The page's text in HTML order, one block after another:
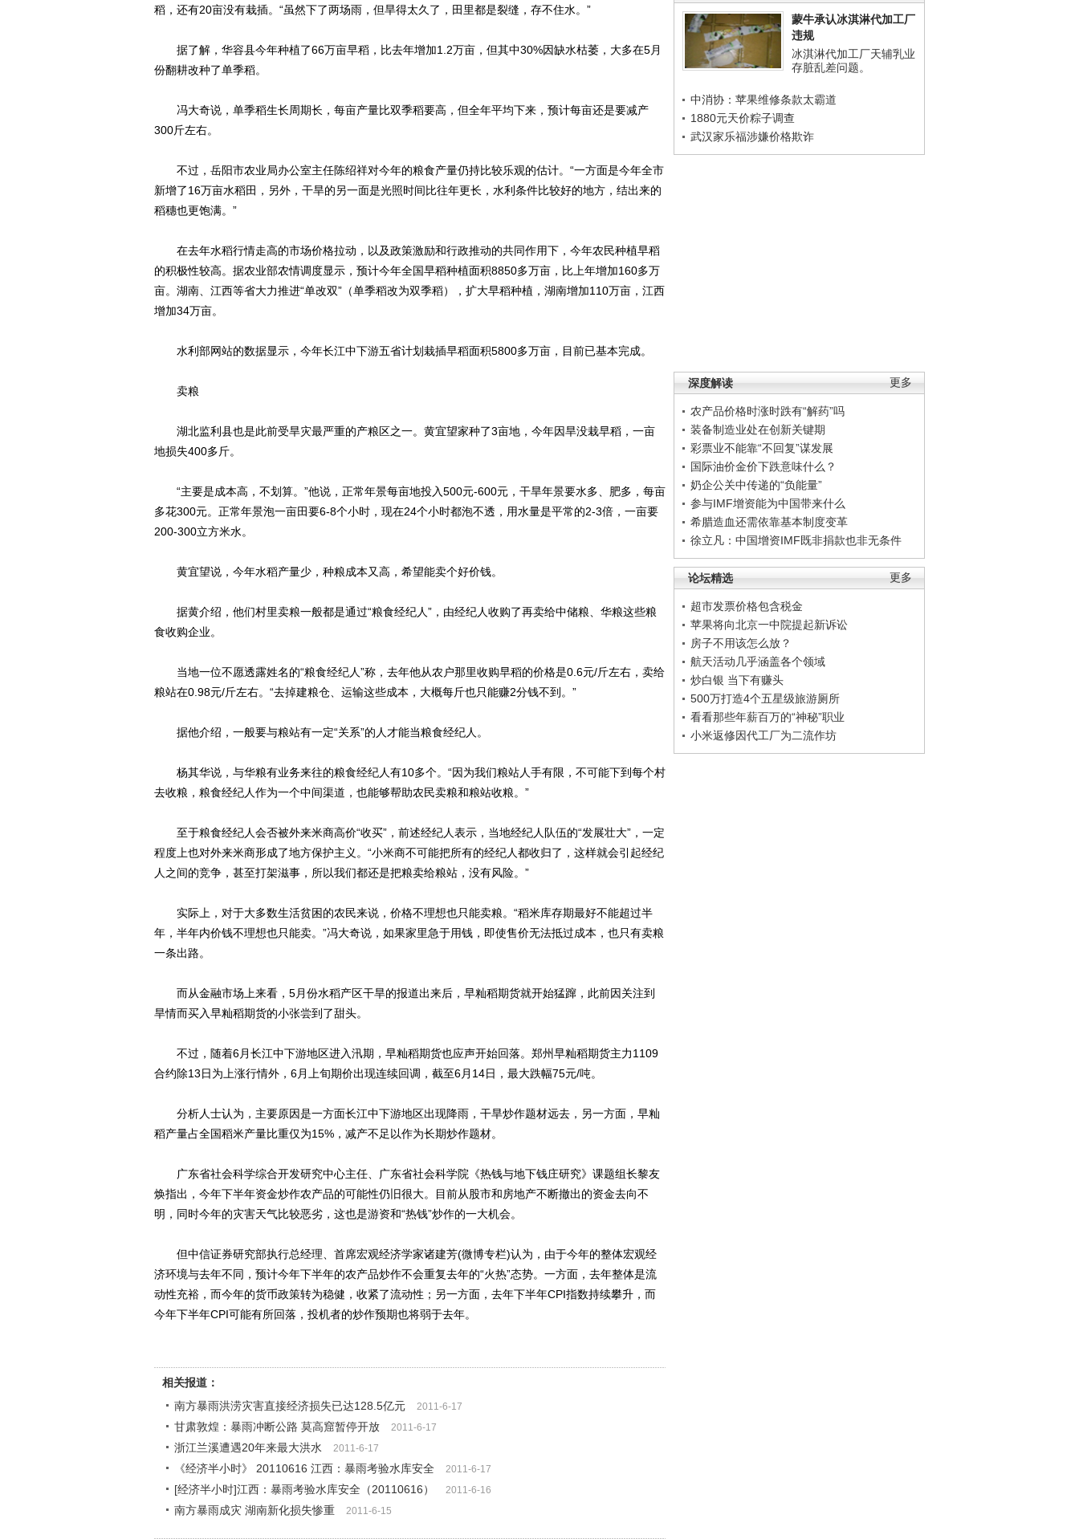
蒙牛承认冰淇淋代加工厂
违规
冰淇淋代加工厂天辅乳业
存脏乱差问题。
中消协：苹果维修条款太霸道
1880元天价粽子调查
武汉家乐福涉嫌价格欺诈
更多
深度解读
农产品价格时涨时跌有“解药”吗
装备制造业处在创新关键期
彩票业不能靠“不回复”谋发展
国际油价金价下跌意味什么？
奶企公关中传递的“负能量”
参与IMF增资能为中国带来什么
希腊造血还需依靠基本制度变革
徐立凡：中国增资IMF既非捐款也非无条件
更多
论坛精选
超市发票价格包含税金
苹果将向北京一中院提起新诉讼
房子不用该怎么放？
航天活动几乎涵盖各个领域
炒白银 当下有赚头
500万打造4个五星级旅游厕所
看看那些年薪百万的“神秘”职业
小米返修因代工厂为二流作坊
稻，还有20亩没有栽插。“虽然下了两场雨，但旱得太久了，田里都是裂缝，存不住水。”
据了解，华容县今年种植了66万亩早稻，比去年增加1.2万亩，但其中30%因缺水枯萎，大多在5月
份翻耕改种了单季稻。
冯大奇说，单季稻生长周期长，每亩产量比双季稻要高，但全年平均下来，预计每亩还是要减产
300斤左右。
不过，岳阳市农业局办公室主任陈绍祥对今年的粮食产量仍持比较乐观的估计。“一方面是今年全市
新增了16万亩水稻田，另外，干旱的另一面是光照时间比往年更长，水利条件比较好的地方，结出来的
稻穗也更饱满。”
在去年水稻行情走高的市场价格拉动，以及政策激励和行政推动的共同作用下，今年农民种植早稻
的积极性较高。据农业部农情调度显示，预计今年全国早稻种植面积8850多万亩，比上年增加160多万
亩。湖南、江西等省大力推进“单改双”（单季稻改为双季稻），扩大早稻种植，湖南增加110万亩，江西
增加34万亩。
水利部网站的数据显示，今年长江中下游五省计划栽插早稻面积5800多万亩，目前已基本完成。
卖粮
湖北监利县也是此前受旱灾最严重的产粮区之一。黄宜望家种了3亩地，今年因旱没栽早稻，一亩
地损失400多斤。
“主要是成本高，不划算。”他说，正常年景每亩地投入500元-600元，干旱年景要水多、肥多，每亩
多花300元。正常年景泡一亩田要6-8个小时，现在24个小时都泡不透，用水量是平常的2-3倍，一亩要
200-300立方米水。
黄宜望说，今年水稻产量少，种粮成本又高，希望能卖个好价钱。
据黄介绍，他们村里卖粮一般都是通过“粮食经纪人”，由经纪人收购了再卖给中储粮、华粮这些粮
食收购企业。
当地一位不愿透露姓名的“粮食经纪人”称，去年他从农户那里收购早稻的价格是0.6元/斤左右，卖给
粮站在0.98元/斤左右。“去掉建粮仓、运输这些成本，大概每斤也只能赚2分钱不到。”
据他介绍，一般要与粮站有一定“关系”的人才能当粮食经纪人。
杨其华说，与华粮有业务来往的粮食经纪人有10多个。“因为我们粮站人手有限，不可能下到每个村
去收粮，粮食经纪人作为一个中间渠道，也能够帮助农民卖粮和粮站收粮。”
至于粮食经纪人会否被外来米商高价“收买”，前述经纪人表示，当地经纪人队伍的“发展壮大”，一定
程度上也对外来米商形成了地方保护主义。“小米商不可能把所有的经纪人都收归了，这样就会引起经纪
人之间的竞争，甚至打架滋事，所以我们都还是把粮卖给粮站，没有风险。”
实际上，对于大多数生活贫困的农民来说，价格不理想也只能卖粮。“稻米库存期最好不能超过半
年，半年内价钱不理想也只能卖。”冯大奇说，如果家里急于用钱，即使售价无法抵过成本，也只有卖粮
一条出路。
而从金融市场上来看，5月份水稻产区干旱的报道出来后，早籼稻期货就开始猛蹿，此前因关注到
旱情而买入早籼稻期货的小张尝到了甜头。
不过，随着6月长江中下游地区进入汛期，早籼稻期货也应声开始回落。郑州早籼稻期货主力1109
合约除13日为上涨行情外，6月上旬期价出现连续回调，截至6月14日，最大跌幅75元/吨。
分析人士认为，主要原因是一方面长江中下游地区出现降雨，干旱炒作题材远去，另一方面，早籼
稻产量占全国稻米产量比重仅为15%，减产不足以作为长期炒作题材。
广东省社会科学综合开发研究中心主任、广东省社会科学院《热钱与地下钱庄研究》课题组长黎友
焕指出，今年下半年资金炒作农产品的可能性仍旧很大。目前从股市和房地产不断撤出的资金去向不
明，同时今年的灾害天气比较恶劣，这也是游资和“热钱”炒作的一大机会。
但中信证券研究部执行总经理、首席宏观经济学家诸建芳(微博专栏)认为，由于今年的整体宏观经
济环境与去年不同，预计今年下半年的农产品炒作不会重复去年的“火热”态势。一方面，去年整体是流
动性充裕，而今年的货币政策转为稳健，收紧了流动性；另一方面，去年下半年CPI指数持续攀升，而
今年下半年CPI可能有所回落，投机者的炒作预期也将弱于去年。
相关报道：
南方暴雨洪涝灾害直接经济损失已达128.5亿元
2011-6-17
甘肃敦煌：暴雨冲断公路 莫高窟暂停开放 2011-6-17
浙江兰溪遭遇20年来最大洪水 2011-6-17
《经济半小时》 20110616 江西：暴雨考验水库安全 2011-6-17
[经济半小时]江西：暴雨考验水库安全（20110616） 2011-6-16
南方暴雨成灾 湖南新化损失惨重 2011-6-15